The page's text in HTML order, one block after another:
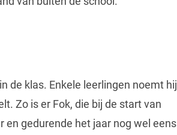
de klas. Enkele leerlingen noemt hij
Zo is er Fok, die bij de start van
en gedurende het jaar nog wel eens